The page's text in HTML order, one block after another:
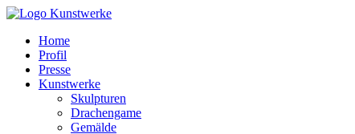
Home
Profil
Presse
Kunstwerke
Skulpturen
Drachengame
Gemälde